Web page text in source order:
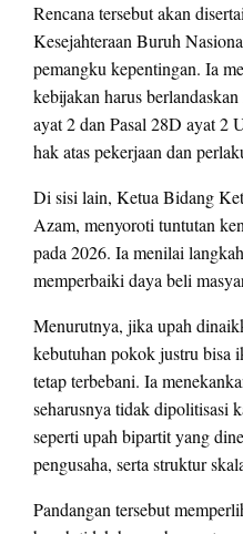
Rencana tersebut akan
Kesejahteraan Buruh
pemangku kepentingan. Ia
kebijakan harus
ayat 2 dan Pasal 28D ayat 2
hak atas pekerjaan dan
Di sisi lain, Ketua Bidang
Azam, menyoroti tuntutan
pada 2026. Ia menilai
memperbaiki daya beli
Menurutnya, jika upah
kebutuhan pokok justru bisa
tetap terbebani. Ia
seharusnya tidak dipolitisasi
seperti upah bipartit yang
pengusaha, serta struktur
Pandangan tersebut